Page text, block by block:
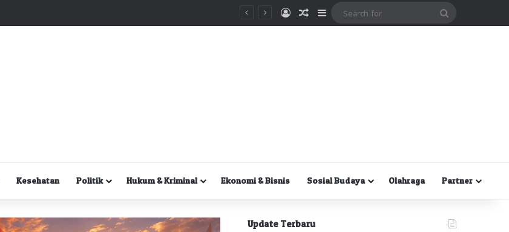
MasukRandom Article
Sidebar
Kesehatan Politik Hukum & Kriminal Ekonomi & Bisnis Sosial Budaya Olahraga Partner
Update Terbaru